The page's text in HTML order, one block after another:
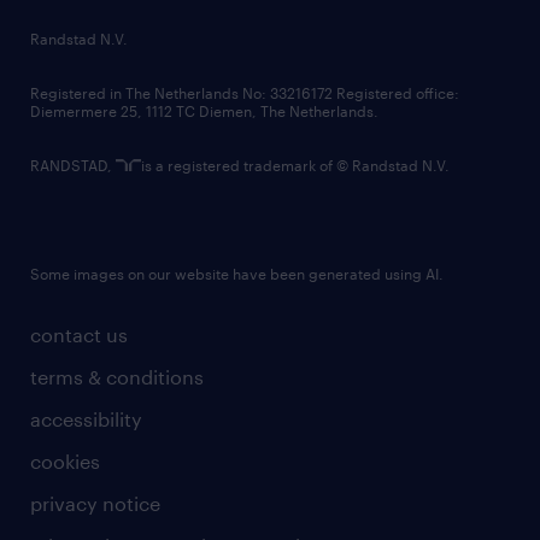
country websites
contact us
terms & conditions
accessibility
cookies
privacy notice
Randstad N.V.
Registered in The Netherlands No: 33216172 Registered office:
Diemermere 25, 1112 TC Diemen, The Netherlands.
RANDSTAD, is a registered trademark of © Randstad N.V.
Some images on our website have been generated using AI.